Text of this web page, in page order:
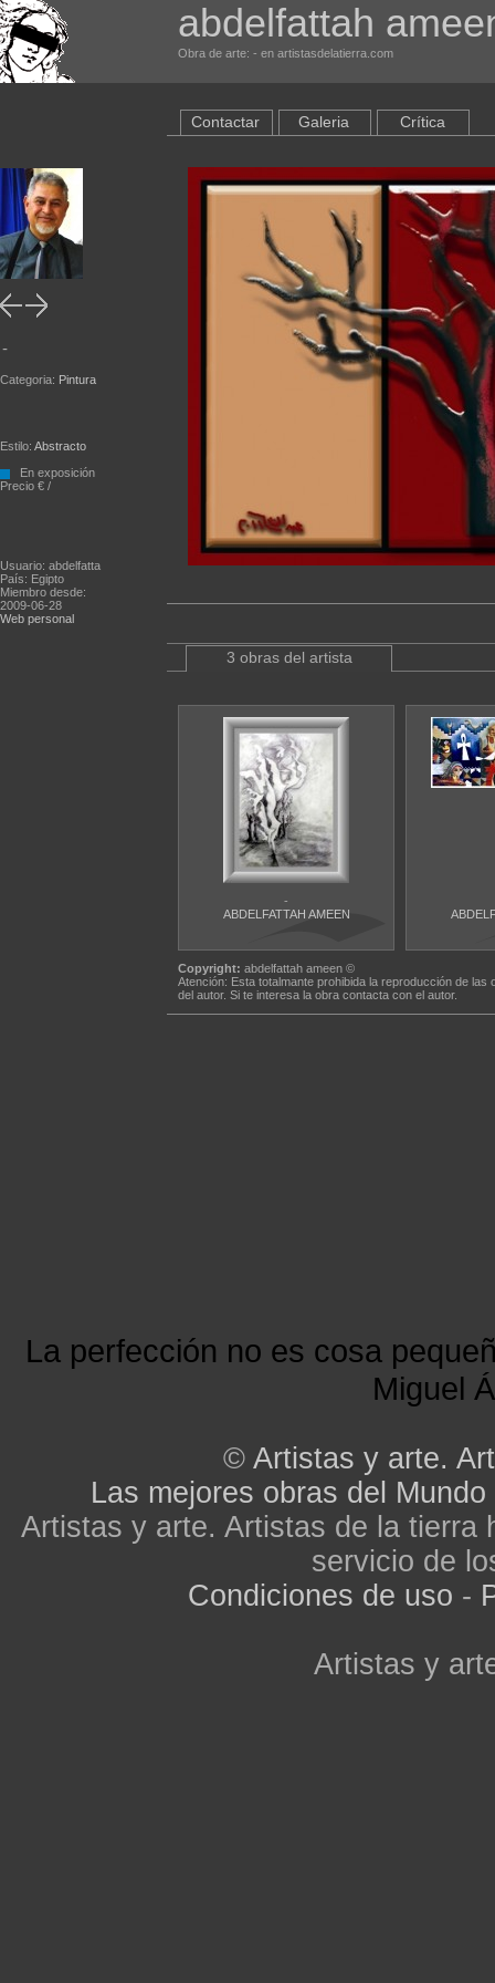
abdelfattah
Obra de arte: - en artistasdelatierra.com
-
Categoria: Pintura
Estilo: Abstracto
En exposición
Precio € /
Usuario: abdelfatta
País: Egipto
Miembro desde:
2009-06-28
Web personal
Contactar Galeria Crítica
3 obras del artista
-
ABDELFATTAH AMEEN
Copyright: abdelfattah ameen ©
Atención: Esta totalmante prohibida la reproducción de
del autor. Si te interesa la obra contacta con el autor.
La perfección no es cosa
Miguel
© Artistas y arte.
Las mejores obras del Mundo
Artistas y arte. Artistas de la tierra
servicio de
Condiciones de uso -
Artistas y